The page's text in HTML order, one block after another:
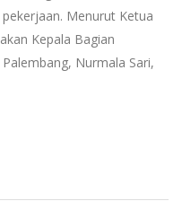
Menurut Ketua
Kepala Bagian
Nurmala Sari,